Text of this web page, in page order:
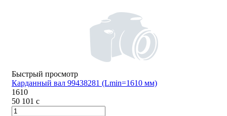
Быстрый просмотр
Карданный вал 99438281 (Lmin=1610 мм)
1610
50 101 c